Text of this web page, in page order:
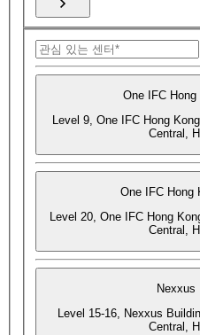
One IFC
Level 9, One IFC Hong
Central,
One IFC Hong
Level 20, One IFC Hong
Central,
Nexxus
Level 15-16, Nexxus
Central,